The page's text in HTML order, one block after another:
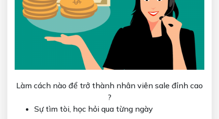
Làm cách nào để trở thành nhân viên sale đỉnh cao
?
Sự tìm tòi, học hỏi qua từng ngày